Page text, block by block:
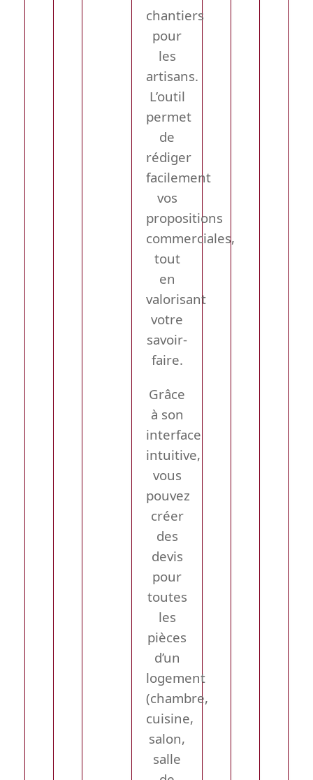
chantiers
pour
les
artisans.
L’outil
permet
de
rédiger
facilement
vos
propositions
commerciales,
tout
en
valorisant
votre
savoir-
faire.
Grâce
à son
interface
intuitive,
vous
pouvez
créer
des
devis
pour
toutes
les
pièces
d’un
logement
(chambre,
cuisine,
salon,
salle